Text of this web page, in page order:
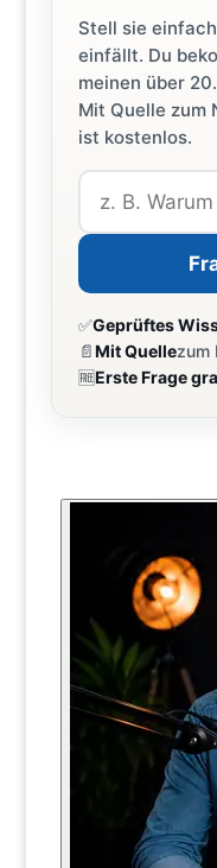
Stell sie
einfällt. Du
meinen über
Mit Quelle zum
ist kostenlos.
✅Geprüftes
📄Mit Quellezum
🆓Erste Frage